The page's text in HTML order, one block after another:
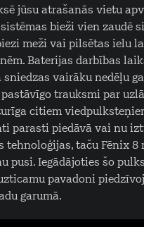
jūsu atrašanās vietu
bieži vien zaudē
meži vai pilsētas ielu
Baterijas darbības
vairāku nedēļu
trauksmi par
citiem
parasti piedāvā vai nu
tehnoloģijas, taču Fēnix 8
pusi. Iegādājoties šo
pavadoni
garumā.